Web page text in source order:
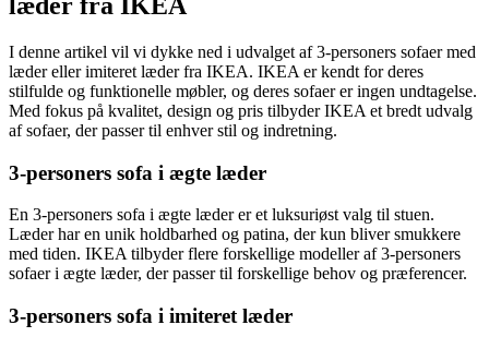
I denne artikel vil vi dykke ned i udvalget af 3-personers sofaer med
læder eller imiteret læder fra IKEA. IKEA er kendt for deres
stilfulde og funktionelle møbler, og deres sofaer er ingen undtagelse.
Med fokus på kvalitet, design og pris tilbyder IKEA et bredt udvalg
af sofaer, der passer til enhver stil og indretning.
3-personers sofa i ægte læder
En 3-personers sofa i ægte læder er et luksuriøst valg til stuen.
Læder har en unik holdbarhed og patina, der kun bliver smukkere
med tiden. IKEA tilbyder flere forskellige modeller af 3-personers
sofaer i ægte læder, der passer til forskellige behov og præferencer.
3-personers sofa i imiteret læder